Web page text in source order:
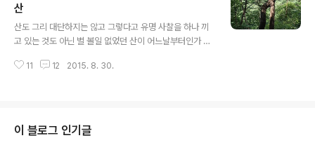
리나라 여러곳의 계곡을 다녀 봐지만 이렇게 맑고 물때끼
지 않은 청청 계곡은 참 드문 곳인데 정말 아름답기도 하거
니와 계곡 전체가 한폭의 그림으로서 트래킹으로 내려 가
면서도 연신 주위의 경관을 둘러 보느라 발걸음이 쉽게 떨
어지지 않는 곳입니다. 지리산 둘레길이 논과 밭, 그리고 마
산
산도 그리 대단하지는 않고 그렇다고 유명 사찰을 하나 끼
고 있는 것도 아닌 별 볼일 없었던 산이 어느날부터인가 산
랑산입니다. 원래는 동네 뒷산의 이름없는 무명봉이었는데
으로 이름을 변경하였습니다. 이 사랑산 인근에는 속리산
자락의 유명산들과 칠보산, 군자산, 대야산등의 명산들이
11 12 2015. 8. 30.
이 블로그 인기글